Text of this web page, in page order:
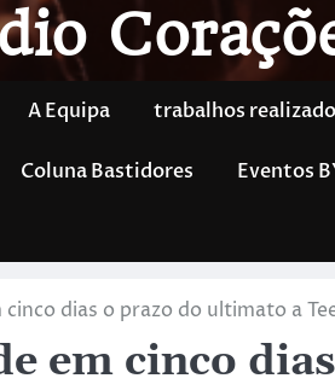
A Equipa trabalhos
Coluna Bastidores Eventos
dias o prazo do ultimato a
em cinco